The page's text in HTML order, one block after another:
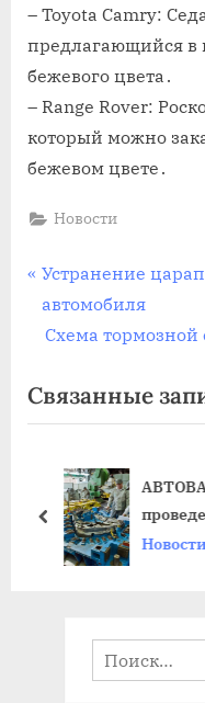
– Toyota Camry:
предлагающийся в
бежевого цвета․
– Range Rover:
который можно
бежевом цвете․
Новости
Навигация
по
П
р
е
ы
д
а
Устранение
автомобиля
С
е
д
щ
Схема
Связанные
пред
Найти: